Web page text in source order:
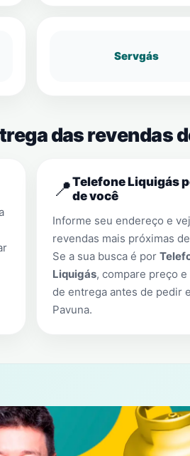
Servgás
das revendas
📍Telefone Liquigás
de você
Informe seu endereço e
revendas mais próximas
Se a sua busca é por
Liquigás, compare preço e
de entrega antes de pedir
Pavuna.